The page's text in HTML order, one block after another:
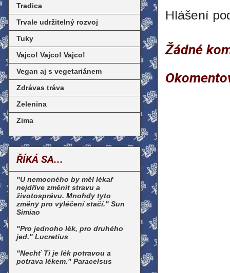
Hlášení
Žádné
Tradica
Trvale udržitelný rozvoj
Tuky
Vajco! Vajco! Vajco!
Vegan aj s vegetariánem
Zdrávas tráva
Zelenina
Zima
ŘÍKÁ SA...
"U nemocného by měl lékař
nejdříve změnit stravu a
životosprávu. Mnohdy tyto
změny pro vyléčení stačí." Sun
Simiao
"Pro jednoho lék, pro druhého
jed." Lucretius
"Nechť Ti je lék potravou a
potrava lékem." Paracelsus